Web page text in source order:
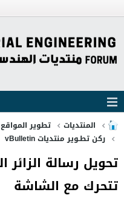
المنتديات
تطوير
ركن تطـوير منتديات vBulletin
تحويل رسالة الزائر
تتحرك مع الشاشة